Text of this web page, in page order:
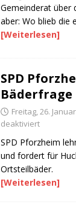
Gemeinderat über
aber: Wo blieb die
[Weiterlesen]
SPD
Bäderfrage
Freitag, 26.
deaktiviert
SPD Pforzheim
und fordert für
Ortsteilbäder.
[Weiterlesen]